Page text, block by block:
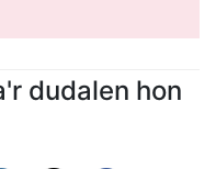
dudalen hon